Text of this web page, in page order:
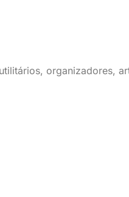
organizadores,